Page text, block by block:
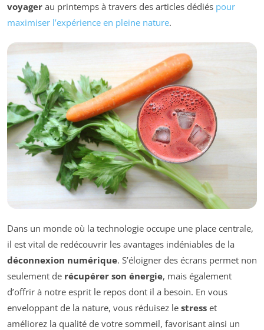
voyager au printemps à travers des articles dédiés pour
maximiser l’expérience en pleine nature.
Dans un monde où la technologie occupe une place centrale,
il est vital de redécouvrir les avantages indéniables de la
déconnexion numérique. S’éloigner des écrans permet non
seulement de récupérer son énergie, mais également
d’offrir à notre esprit le repos dont il a besoin. En vous
enveloppant de la nature, vous réduisez le stress et
améliorez la qualité de votre sommeil, favorisant ainsi un